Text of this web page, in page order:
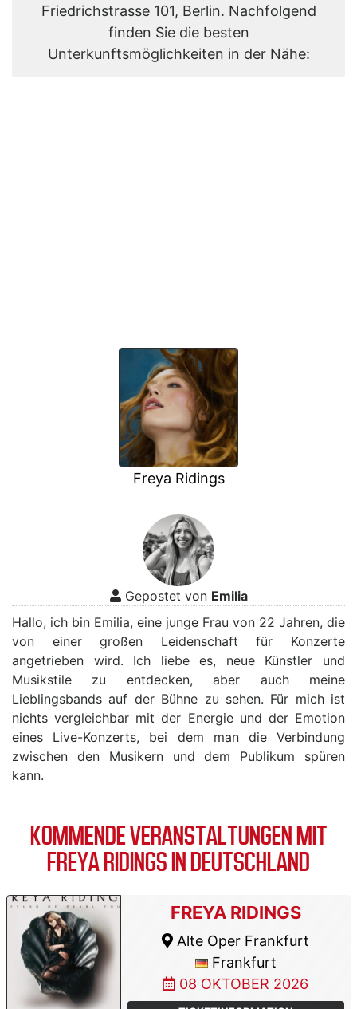
Friedrichstrasse 101, Berlin. Nachfolgend
finden Sie die besten
Unterkunftsmöglichkeiten in der Nähe:
Freya Ridings
Gepostet von Emilia
Hallo, ich bin Emilia, eine junge Frau von 22 Jahren, die
von einer großen Leidenschaft für Konzerte
angetrieben wird. Ich liebe es, neue Künstler und
Musikstile zu entdecken, aber auch meine
Lieblingsbands auf der Bühne zu sehen. Für mich ist
nichts vergleichbar mit der Energie und der Emotion
eines Live-Konzerts, bei dem man die Verbindung
zwischen den Musikern und dem Publikum spüren
kann.
KOMMENDE VERANSTALTUNGEN MIT
FREYA RIDINGS IN DEUTSCHLAND
FREYA RIDINGS
Alte Oper Frankfurt
Frankfurt
08 OKTOBER 2026